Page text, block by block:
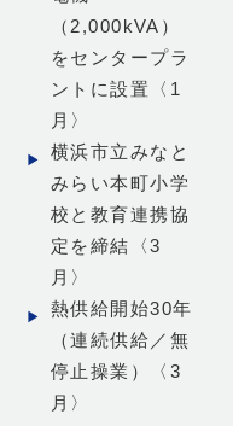
（2,000kVA）
をセンタープラ
ントに設置〈1
月〉
横浜市立みなと
みらい本町小学
校と教育連携協
定を締結〈3
月〉
熱供給開始30年
（連続供給／無
停止操業）〈3
月〉